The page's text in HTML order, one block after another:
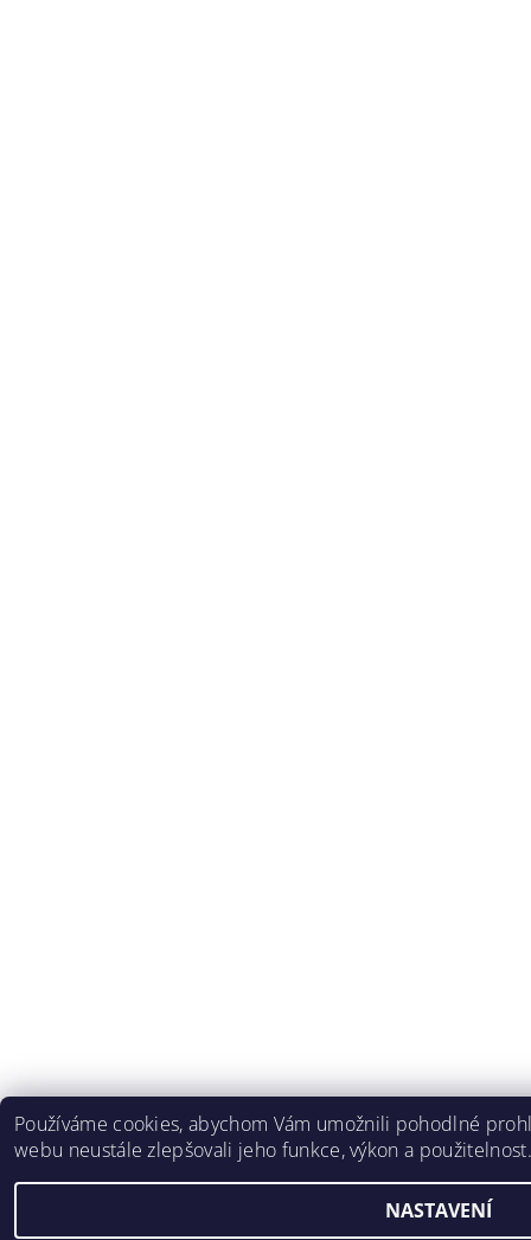
Používáme cookies, abychom Vám umožnili pohodlné
webu neustále zlepšovali jeho funkce, výkon a
NASTAVENÍ